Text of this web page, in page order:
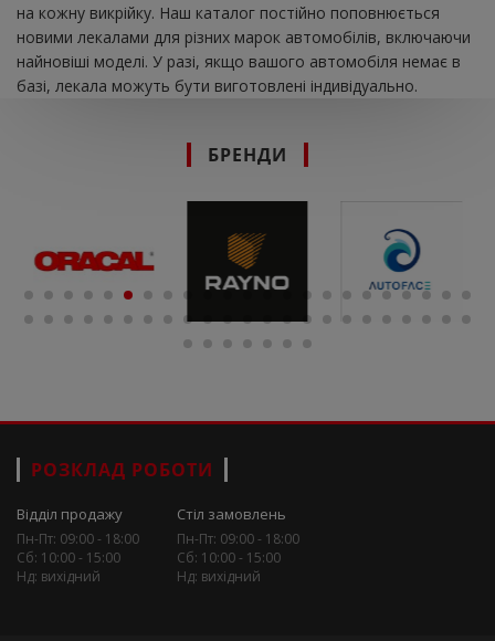
на кожну викрійку. Наш каталог постійно поповнюється
новими лекалами для різних марок автомобілів, включаючи
найновіші моделі. У разі, якщо вашого автомобіля немає в
базі, лекала можуть бути виготовлені індивідуально.
БРЕНДИ
РОЗКЛАД РОБОТИ
Відділ продажу
Пн-Пт: 09:00 - 18:00
Сб: 10:00 - 15:00
Нд: вихідний
Стіл замовлень
Пн-Пт: 09:00 - 18:00
Сб: 10:00 - 15:00
Нд: вихідний